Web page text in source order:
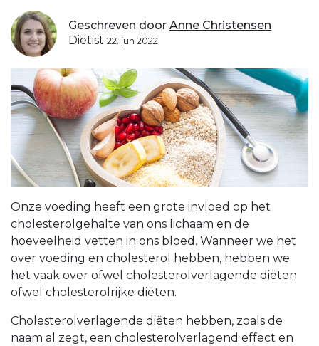
Geschreven door Anne Christensen
Diëtist 22. jun 2022
Onze voeding heeft een grote invloed op het
cholesterolgehalte van ons lichaam en de
hoeveelheid vetten in ons bloed. Wanneer we het
over voeding en cholesterol hebben, hebben we
het vaak over ofwel cholesterolverlagende diëten
ofwel cholesterolrijke diëten.
Cholesterolverlagende diëten hebben, zoals de
naam al zegt, een cholesterolverlagend effect en